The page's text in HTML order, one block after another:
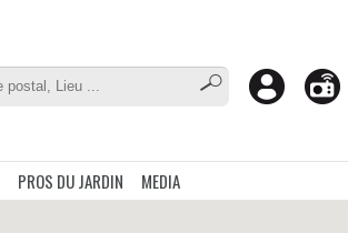
PROS DU JARDIN MEDIA